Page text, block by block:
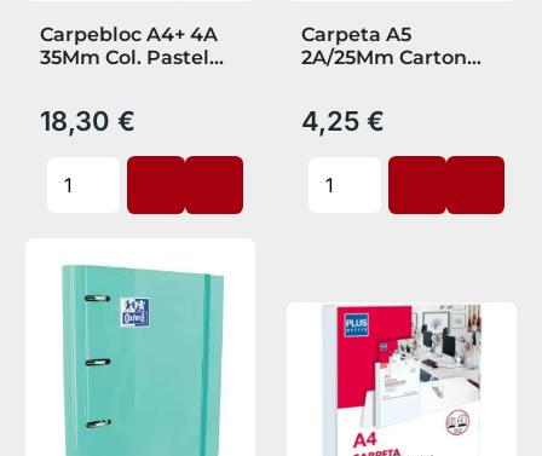
Carpebloc A4+ 4A
35Mm Col. Pastel
18,30 €
Carpeta A5
2A/25Mm Carton
4,25 €